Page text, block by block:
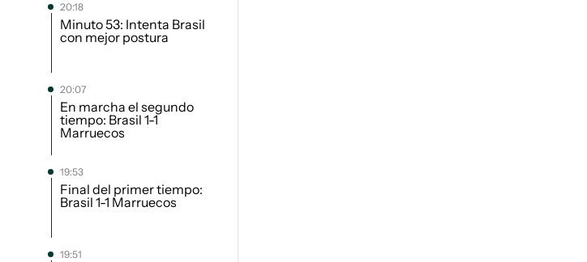
20:18
Minuto 53: Intenta Brasil
con mejor postura
20:07
En marcha el segundo
tiempo: Brasil 1-1
Marruecos
19:53
Final del primer tiempo:
Brasil 1-1 Marruecos
19:51